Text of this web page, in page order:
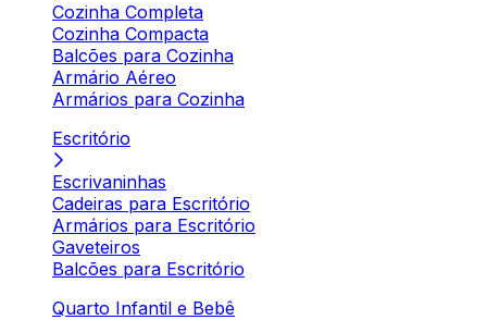
Cozinha Completa
Cozinha Compacta
Balcões para Cozinha
Armário Aéreo
Armários para Cozinha
Escritório
Escrivaninhas
Cadeiras para Escritório
Armários para Escritório
Gaveteiros
Balcões para Escritório
Quarto Infantil e Bebê